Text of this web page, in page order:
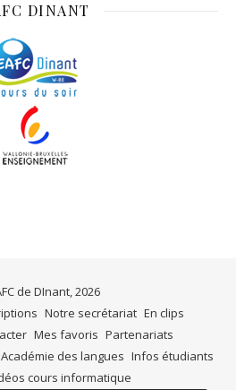
DINANT
de DInant, 2026
Notre secrétariat En clips
Mes favoris Partenariats
Académie des langues Infos étudiants
cours informatique